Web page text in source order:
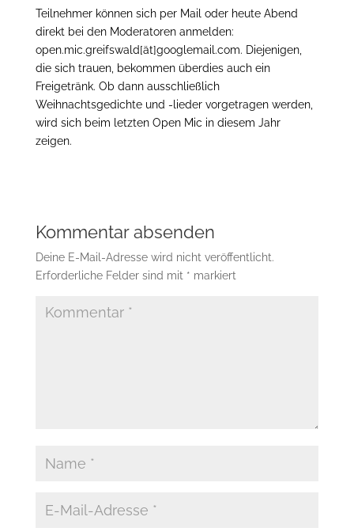
Teilnehmer können sich per Mail oder heute Abend
direkt bei den Moderatoren anmelden:
open.mic.greifswald[ät]googlemail.com. Diejenigen,
die sich trauen, bekommen überdies auch ein
Freigetränk. Ob dann ausschließlich
Weihnachtsgedichte und -lieder vorgetragen werden,
wird sich beim letzten Open Mic in diesem Jahr
zeigen.
Kommentar absenden
Deine E-Mail-Adresse wird nicht veröffentlicht.
Erforderliche Felder sind mit * markiert